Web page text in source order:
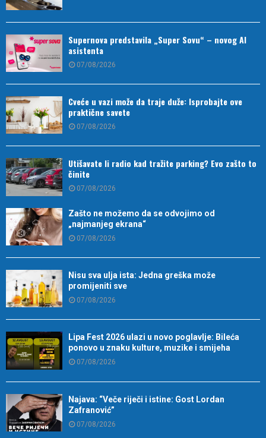
Supernova predstavila „Super Sovu“ – novog AI
asistenta
07/08/2026
Cveće u vazi može da traje duže: Isprobajte ove
praktične savete
07/08/2026
Utišavate li radio kad tražite parking? Evo zašto to
činite
07/08/2026
Zašto ne možemo da se odvojimo od
„najmanjeg ekrana“
07/08/2026
Nisu sva ulja ista: Jedna greška može
promijeniti sve
07/08/2026
Lipa Fest 2026 ulazi u novo poglavlje: Bileća
ponovo u znaku kulture, muzike i smijeha
07/08/2026
Najava: “Veče riječi i istine: Gost Lordan
Zafranović”
07/08/2026